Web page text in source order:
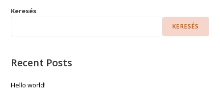
Keresés
KERESÉS
Recent Posts
Hello world!